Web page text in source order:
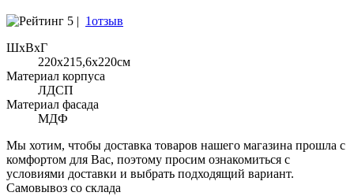
5 | 1отзыв
ШхВхГ
220x215,6х220см
Материал корпуса
ЛДСП
Материал фасада
МДФ
Мы хотим, чтобы доставка товаров нашего магазина прошла с
комфортом для Вас, поэтому просим ознакомиться с
условиями доставки и выбрать подходящий вариант.
Самовывоз со склада